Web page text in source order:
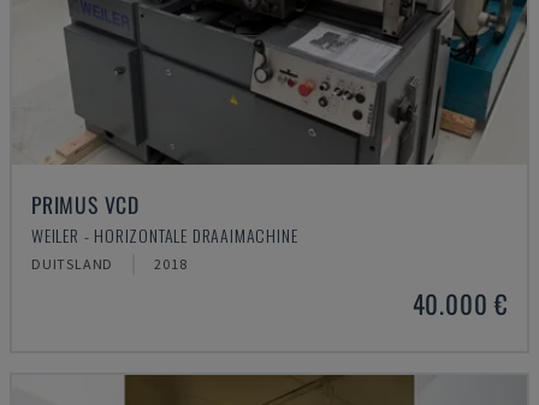
PRIMUS VCD
WEILER - HORIZONTALE DRAAIMACHINE
DUITSLAND 2018
40.000 €